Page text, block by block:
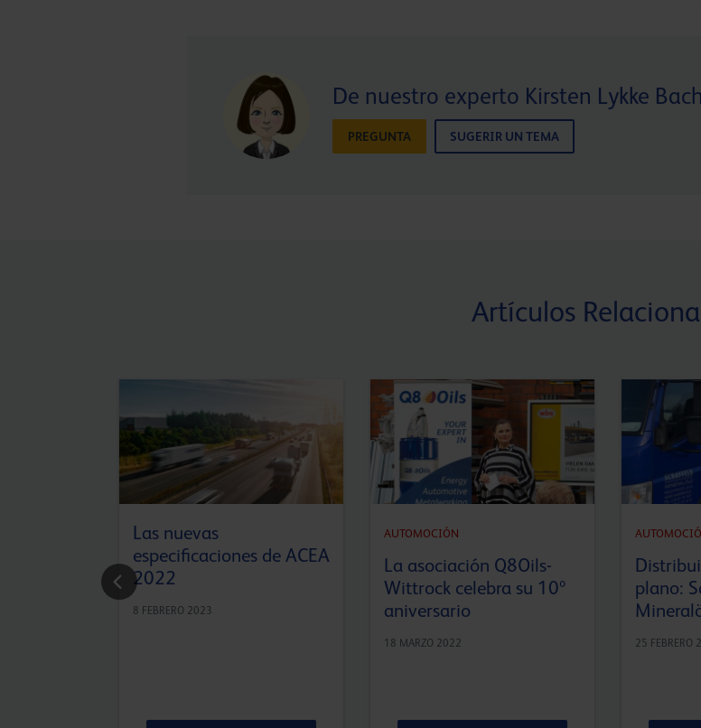
De nuestro experto Kirsten Lykke Bach
PREGUNTA SUGERIR UN TEMA
Artículos
Las nuevas
especificaciones de ACEA
2022
8 FEBRERO 2023
AUTOMOCIÓN
La asociación Q8Oils-
Wittrock celebra su 10º
aniversario
18 MARZO 2022
plano:
25 FEBRERO